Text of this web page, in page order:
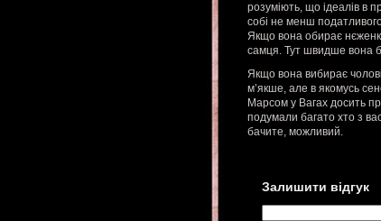
розуміють, що ідеалів в
собі не менш
Якщо вона обирає
самця. Тут швидше вона
Якщо вона вибирає
м’якше, але в якомусь
Марсом у Вагах досить
подумали багато хто з
бачите, можливий.
Залишити відгук